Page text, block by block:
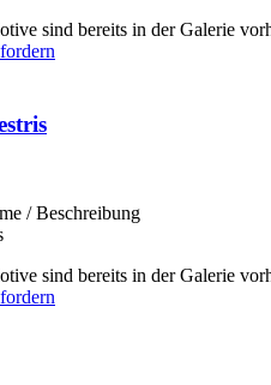
sind bereits in der Galerie
/ Beschreibung
sind bereits in der Galerie